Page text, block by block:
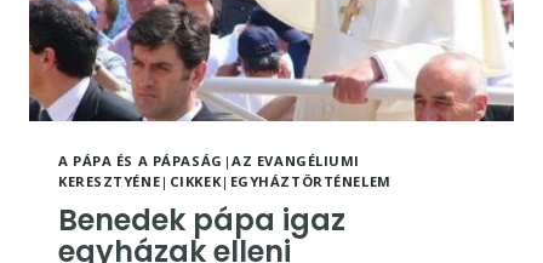
A PÁPA ÉS A PÁPASÁG |AZ EVANGÉLIUMI
KERESZTYÉNE | CIKKEK| EGYHÁZTÖRTÉNELEM
Benedek pápa igaz
egyházak elleni